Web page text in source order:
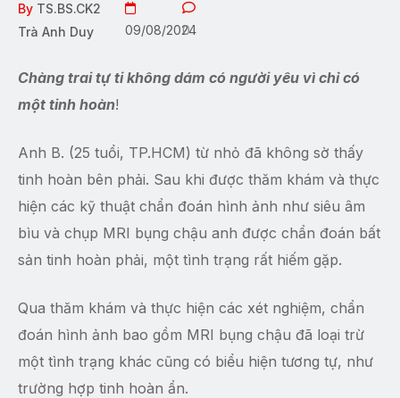
By TS.BS.CK2
Trà Anh Duy
09/08/2024
0
Chàng trai tự ti không dám có người yêu vì chỉ có
một tinh hoàn!
Anh B. (25 tuổi, TP.HCM) từ nhỏ đã không sờ thấy
tinh hoàn bên phải. Sau khi được thăm khám và thực
hiện các kỹ thuật chẩn đoán hình ảnh như siêu âm
bìu và chụp MRI bụng chậu anh được chẩn đoán bất
sản tinh hoàn phải, một tình trạng rất hiếm gặp.
Qua thăm khám và thực hiện các xét nghiệm, chẩn
đoán hình ảnh bao gồm MRI bụng chậu đã loại trừ
một tình trạng khác cũng có biểu hiện tương tự, như
trường hợp tinh hoàn ẩn.